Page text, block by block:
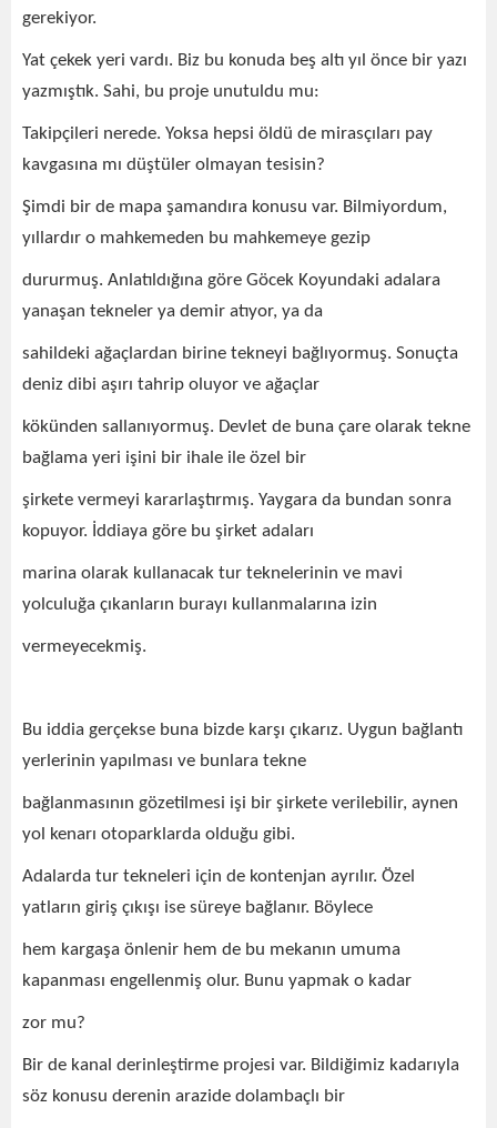
gerekiyor.
Yat çekek yeri vardı. Biz bu konuda beş altı yıl önce bir yazı
yazmıştık. Sahi, bu proje unutuldu mu:
Takipçileri nerede. Yoksa hepsi öldü de mirasçıları pay
kavgasına mı düştüler olmayan tesisin?
Şimdi bir de mapa şamandıra konusu var. Bilmiyordum,
yıllardır o mahkemeden bu mahkemeye gezip
dururmuş. Anlatıldığına göre Göcek Koyundaki adalara
yanaşan tekneler ya demir atıyor, ya da
sahildeki ağaçlardan birine tekneyi bağlıyormuş. Sonuçta
deniz dibi aşırı tahrip oluyor ve ağaçlar
kökünden sallanıyormuş. Devlet de buna çare olarak tekne
bağlama yeri işini bir ihale ile özel bir
şirkete vermeyi kararlaştırmış. Yaygara da bundan sonra
kopuyor. İddiaya göre bu şirket adaları
marina olarak kullanacak tur teknelerinin ve mavi
yolculuğa çıkanların burayı kullanmalarına izin
vermeyecekmiş.
Bu iddia gerçekse buna bizde karşı çıkarız. Uygun bağlantı
yerlerinin yapılması ve bunlara tekne
bağlanmasının gözetilmesi işi bir şirkete verilebilir, aynen
yol kenarı otoparklarda olduğu gibi.
Adalarda tur tekneleri için de kontenjan ayrılır. Özel
yatların giriş çıkışı ise süreye bağlanır. Böylece
hem kargaşa önlenir hem de bu mekanın umuma
kapanması engellenmiş olur. Bunu yapmak o kadar
zor mu?
Bir de kanal derinleştirme projesi var. Bildiğimiz kadarıyla
söz konusu derenin arazide dolambaçlı bir